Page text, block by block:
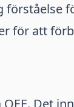
förståelse
för att
Det